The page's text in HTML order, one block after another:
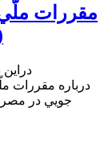
ﻣﻘﺮرات
درباره ﻣﻘﺮرات
ﺟﻮﻳﻲ در